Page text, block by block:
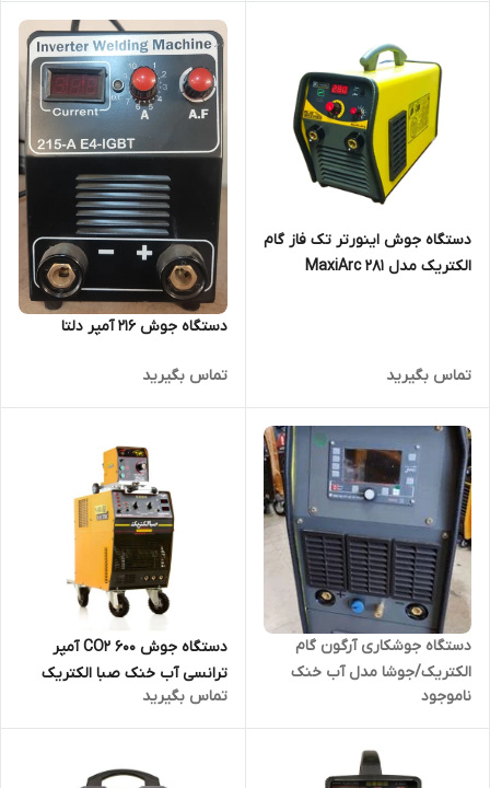
دستگاه جوش اینورتر تک فاز گام
الکتریک مدل MaxiArc 281
تماس بگیرید
دستگاه جوش 216 آمپر دلتا
تماس بگیرید
دستگاه جوشکاری آرگون گام
الکتریک/جوشا مدل آب خنک
DIGI TIG 271 AC/DC
PULSE+Power Cool 301h-230
(تک فاز-اینورتری)
ناموجود
دستگاه جوش CO2 600 آمپر
ترانسی آب خنک صبا الکتریک
POWER-MIG-SERIES 6.5WC
تماس بگیرید